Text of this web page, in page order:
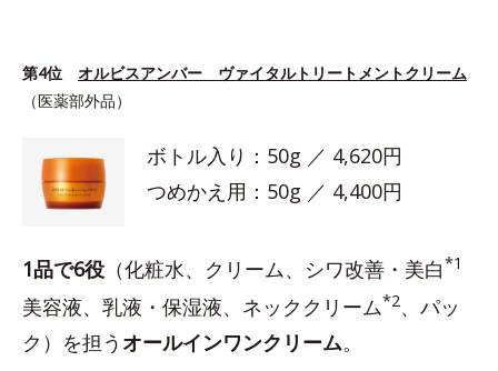
第4位
オルビスアンバー ヴァイタルトリートメントクリーム
（医薬部外品）
ボトル入り：50g ／ 4,620円
つめかえ用：50g ／ 4,400円
1品で6役 （化粧水、クリーム、シワ改善・美白*1
美容液、乳液・保湿液、ネッククリーム*2、パッ
ク）を担う オールインワンクリーム。